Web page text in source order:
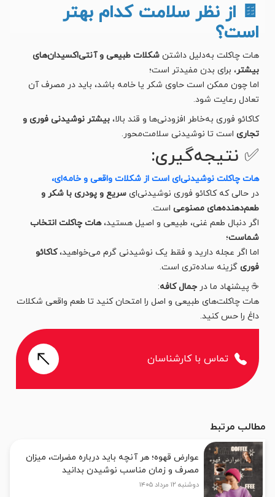
🍫 از نظر سلامت کدام بهتر
است؟
هات چاکلت به‌دلیل داشتن شکلات طبیعی و آنتی‌اکسیدان‌های
بیشتر، برای بدن مفیدتر است؛
اما چون ممکن است حاوی شکر یا خامه باشد، باید در مصرف آن
تعادل رعایت شود.
کاکائو فوری به‌خاطر افزودنی‌ها و قند بالا، بیشتر نوشیدنی فوری و
تجاری است تا نوشیدنی سلامت‌محور.
✅ نتیجه‌گیری:
هات چاکلت نوشیدنی‌ای است از شکلات واقعی و خامه‌ای،
در حالی که کاکائو فوری نوشیدنی‌ای سریع و پودری با شکر و
طعم‌دهنده‌های مصنوعی است.
اگر دنبال طعم غنی، طبیعی و اصیل هستید،هات چاکلت انتخاب
شماست؛
اما اگر عجله دارید و فقط یک نوشیدنی گرم می‌خواهید،کاکائو
فوری گزینه ساده‌تری است.
☕ پیشنهاد ما در جمال کافه:
هات چاکلت‌های طبیعی و اصل را امتحان کنید تا طعم واقعی شکلات
داغ را حس کنید.
تماس با کارشناسان
مطالب مرتبط
عوارض قهوه؛ هر آنچه باید درباره مضرات، میزان
مصرف و زمان مناسب نوشیدن بدانید
دوشنبه ۱۲ مرداد ۱۴۰۵